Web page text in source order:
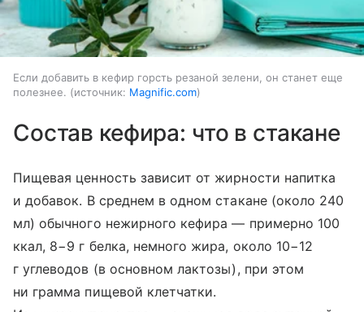
Если добавить в кефир горсть резаной зелени, он станет еще
полезнее.
источник: Magnific.com
Состав кефира: что в стакане
Пищевая ценность зависит от жирности напитка
и добавок. В среднем в одном стакане (около 240
мл) обычного нежирного кефира — примерно 100
ккал, 8−9 г белка, немного жира, около 10−12
г углеводов (в основном лактозы), при этом
ни грамма пищевой клетчатки.